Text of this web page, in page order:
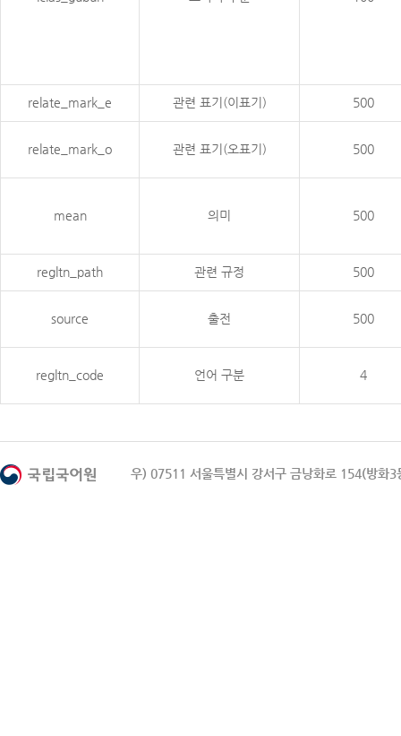
relate_mark_e 관련 표기(이표기) 500
relate_mark_o 관련 표기(오표기) 500
mean 의미 500
regltn_path 관련 규정 500
source 출전 500
regltn_code 언어 구분 4
우) 07511 서울특별시 강서구 금낭화로 154(방화3